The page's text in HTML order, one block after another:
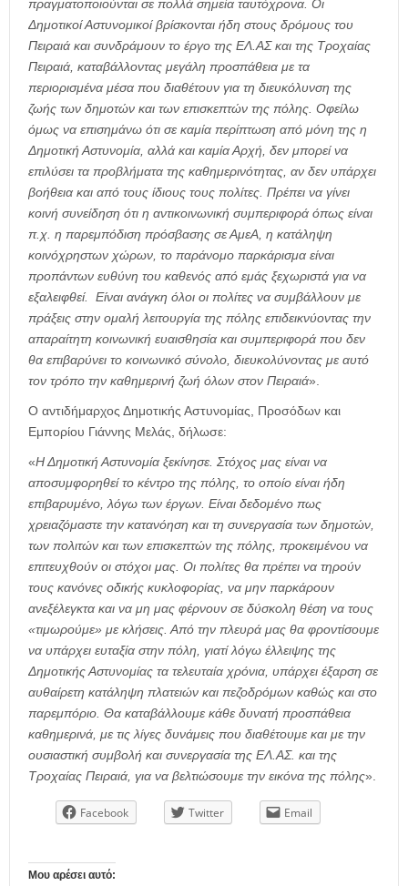
πραγματοποιούνται σε πολλά σημεία ταυτόχρονα. Οι
Δημοτικοί Αστυνομικοί βρίσκονται ήδη στους δρόμους του
Πειραιά και συνδράμουν το έργο της ΕΛ.ΑΣ και της Τροχαίας
Πειραιά, καταβάλλοντας μεγάλη προσπάθεια με τα
περιορισμένα μέσα που διαθέτουν για τη διευκόλυνση της
ζωής των δημοτών και των επισκεπτών της πόλης. Οφείλω
όμως να επισημάνω ότι σε καμία περίπτωση από μόνη της η
Δημοτική Αστυνομία, αλλά και καμία Αρχή, δεν μπορεί να
επιλύσει τα προβλήματα της καθημερινότητας, αν δεν υπάρχει
βοήθεια και από τους ίδιους τους πολίτες. Πρέπει να γίνει
κοινή συνείδηση ότι η αντικοινωνική συμπεριφορά όπως είναι
π.χ. η παρεμπόδιση πρόσβασης σε ΑμεΑ, η κατάληψη
κοινόχρηστων χώρων, το παράνομο παρκάρισμα είναι
προπάντων ευθύνη του καθενός από εμάς ξεχωριστά για να
εξαλειφθεί. Είναι ανάγκη όλοι οι πολίτες να συμβάλλουν με
πράξεις στην ομαλή λειτουργία της πόλης επιδεικνύοντας την
απαραίτητη κοινωνική ευαισθησία και συμπεριφορά που δεν
θα επιβαρύνει το κοινωνικό σύνολο, διευκολύνοντας με αυτό
τον τρόπο την καθημερινή ζωή όλων στον Πειραιά».
Ο αντιδήμαρχος Δημοτικής Αστυνομίας, Προσόδων και
Εμπορίου Γιάννης Μελάς, δήλωσε:
«Η Δημοτική Αστυνομία ξεκίνησε. Στόχος μας είναι να
αποσυμφορηθεί το κέντρο της πόλης, το οποίο είναι ήδη
επιβαρυμένο, λόγω των έργων. Είναι δεδομένο πως
χρειαζόμαστε την κατανόηση και τη συνεργασία των δημοτών,
των πολιτών και των επισκεπτών της πόλης, προκειμένου να
επιτευχθούν οι στόχοι μας. Οι πολίτες θα πρέπει να τηρούν
τους κανόνες οδικής κυκλοφορίας, να μην παρκάρουν
ανεξέλεγκτα και να μη μας φέρνουν σε δύσκολη θέση να τους
«τιμωρούμε» με κλήσεις. Από την πλευρά μας θα φροντίσουμε
να υπάρχει ευταξία στην πόλη, γιατί λόγω έλλειψης της
Δημοτικής Αστυνομίας τα τελευταία χρόνια, υπάρχει έξαρση σε
αυθαίρετη κατάληψη πλατειών και πεζοδρόμων καθώς και στο
παρεμπόριο. Θα καταβάλλουμε κάθε δυνατή προσπάθεια
καθημερινά, με τις λίγες δυνάμεις που διαθέτουμε και με την
ουσιαστική συμβολή και συνεργασία της ΕΛ.ΑΣ. και της
Τροχαίας Πειραιά, για να βελτιώσουμε την εικόνα της πόλης».
Facebook Twitter Email
Μου αρέσει αυτό: